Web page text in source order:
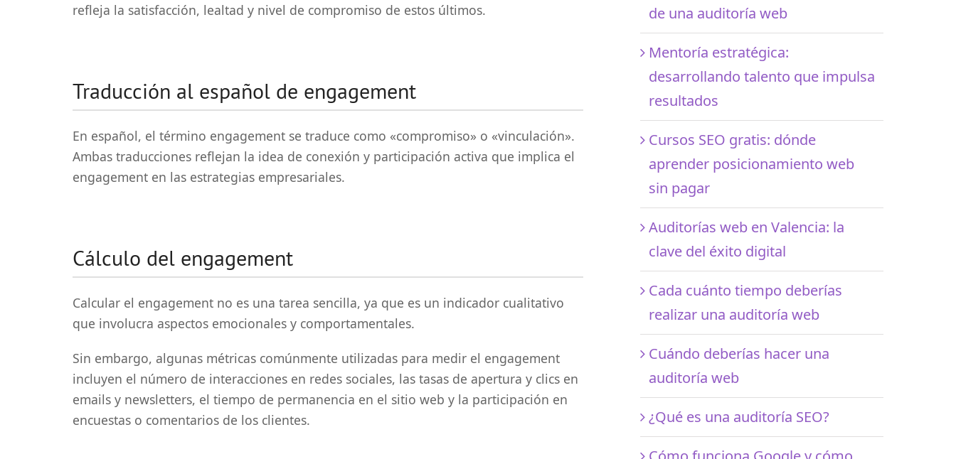
refleja la satisfacción, lealtad y nivel de compromiso de estos últimos.
Traducción al español de engagement
En español, el término engagement se traduce como «compromiso» o «vinculación».
Ambas traducciones reflejan la idea de conexión y participación activa que implica el
engagement en las estrategias empresariales.
Cálculo del engagement
Calcular el engagement no es una tarea sencilla, ya que es un indicador cualitativo
que involucra aspectos emocionales y comportamentales.
Sin embargo, algunas métricas comúnmente utilizadas para medir el engagement
incluyen el número de interacciones en redes sociales, las tasas de apertura y clics en
emails y newsletters, el tiempo de permanencia en el sitio web y la participación en
encuestas o comentarios de los clientes.
de una auditoría web
Mentoría estratégica:
desarrollando talento que impulsa
resultados
Cursos SEO gratis: dónde
aprender posicionamiento web
sin pagar
Auditorías web en Valencia: la
clave del éxito digital
Cada cuánto tiempo deberías
realizar una auditoría web
Cuándo deberías hacer una
auditoría web
¿Qué es una auditoría SEO?